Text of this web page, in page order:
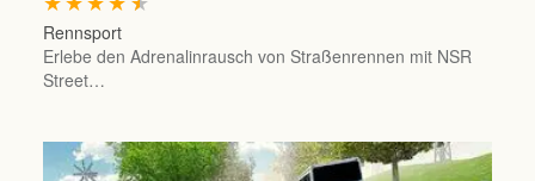
Rennsport
Erlebe den Adrenalinrausch von Straßenrennen mit NSR
Street…